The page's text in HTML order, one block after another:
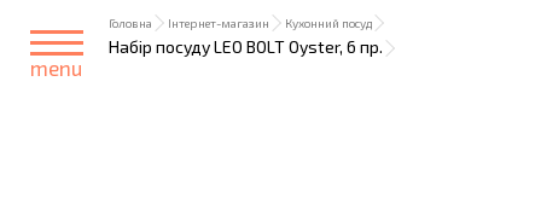
menu
Головна Інтернет-магазин Кухонний посуд
Набір посуду LEO BOLT Oyster, 6 пр.